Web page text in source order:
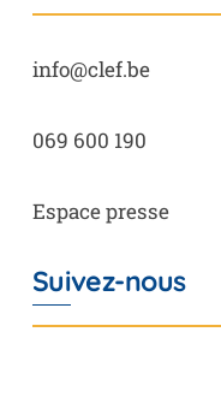
info@clef.be
069 600 190
Espace presse
Suivez-nous